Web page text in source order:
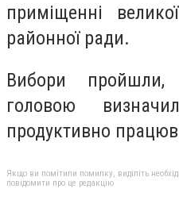
приміщенні
районної ради.
Вибори
головою
продуктивно
Якщо ви помітили помилку, виділіть
повідомити про це редакцію